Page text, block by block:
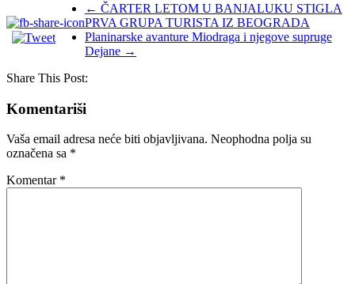
← ČARTER LETOM U BANJALUKU STIGLA
PRVA GRUPA TURISTA IZ BEOGRADA
Planinarske avanture Miodraga i njegove supruge
Dejane →
Share This Post:
Komentariši
Vaša email adresa neće biti objavljivana. Neophodna polja su
označena sa *
Komentar *